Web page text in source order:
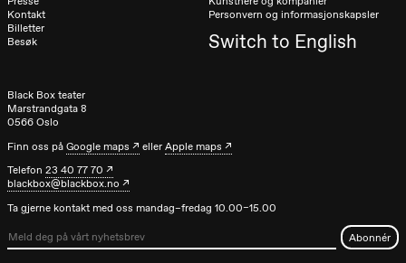
Lørdag 10. oktober
21.00
teater)
Søndag 11. oktober
Ebnflōh
Mōnad
Store scene
teater)
Fredag 16. oktober
Kontakt
Billetter
Besøk
Personvern og informasjonskapsler
Switch to English
Black Box teater
Marstrandgata 8
0566 Oslo
Finn oss påGoogle maps ellerApple maps
Telefon23 40 77 70
blackbox@blackbox.no
Ta gjerne kontakt med oss mandag–fredag 10.00–15.00